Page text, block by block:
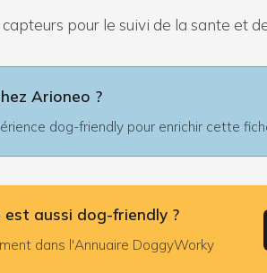
pour le suivi de la sante et
Arioneo ?
dog-friendly pour enrichir cette
aussi dog-friendly ?
dans l'Annuaire DoggyWorky